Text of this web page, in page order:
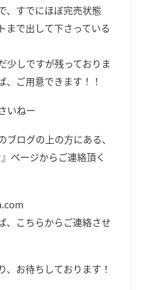
、すでにほぼ完売状態
まで出して下さっている
少しですが残っておりま
、ご用意できます！！
いねー
ログの上の方にある、
ページからご連絡頂く
、こちらからご連絡させ
、お待ちしております！